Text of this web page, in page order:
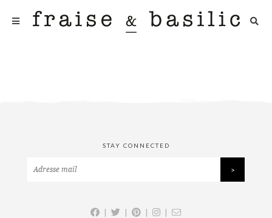
STAY CONNECTED
| | | |